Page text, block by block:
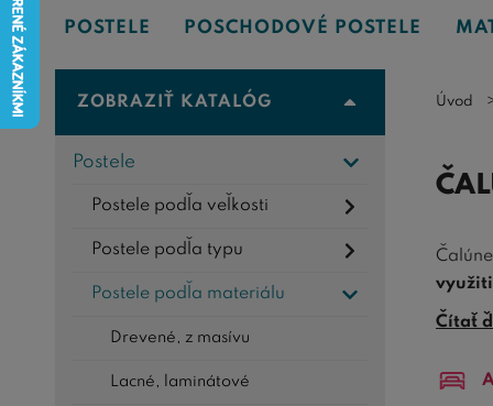
POSTELE POSCHODOVÉ POSTELE
Úvod
Čítať
ZOBRAZIŤ KATALÓG
Postele
Postele podľa veľkosti
Postele podľa typu
Postele podľa materiálu
Drevené, z masívu
Lacné, laminátové